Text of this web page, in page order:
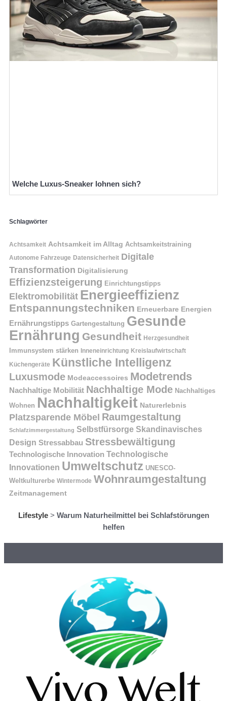
Welche Luxus-Sneaker lohnen sich?
Schlagwörter
Achtsamkeit Achtsamkeit im Alltag Achtsamkeitstraining
Autonome Fahrzeuge Datensicherheit Digitale
Transformation Digitalisierung
Effizienzsteigerung Einrichtungstipps
Elektromobilität Energieeffizienz
Entspannungstechniken Erneuerbare Energien
Ernährungstipps Gartengestaltung Gesunde
Ernährung Gesundheit Herzgesundheit
Immunsystem stärken Inneneinrichtung Kreislaufwirtschaft
Küchengeräte Künstliche Intelligenz
Luxusmode Modeaccessoires Modetrends
Nachhaltige Mobilität Nachhaltige Mode Nachhaltiges
Wohnen Nachhaltigkeit Naturerlebnis
Platzsparende Möbel Raumgestaltung
Schlafzimmergestaltung Selbstfürsorge Skandinavisches
Design Stressabbau Stressbewältigung
Technologische Innovation Technologische
Innovationen Umweltschutz UNESCO-
Weltkulturerbe Wintermode Wohnraumgestaltung
Zeitmanagement
Lifestyle> Warum Naturheilmittel bei Schlafstörungen
helfen